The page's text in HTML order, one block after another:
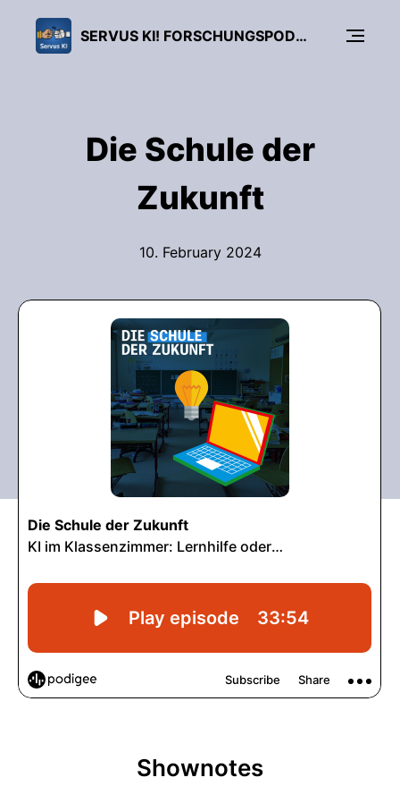
SERVUS KI! FORSCHUNGSPODCAST
Die Schule der
Zukunft
10. February 2024
Shownotes